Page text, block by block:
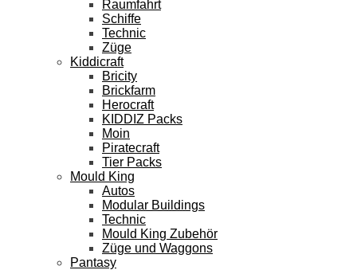
Raumfahrt
Schiffe
Technic
Züge
Kiddicraft
Bricity
Brickfarm
Herocraft
KIDDIZ Packs
Moin
Piratecraft
Tier Packs
Mould King
Autos
Modular Buildings
Technic
Mould King Zubehör
Züge und Waggons
Pantasy